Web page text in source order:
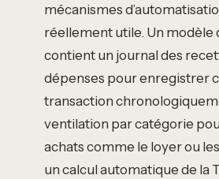
mécanismes
réellement utile. Un modèle
contient un journal des
dépenses pour enregistrer
transaction
ventilation par catégorie
achats comme le loyer ou
un calcul automatique de la